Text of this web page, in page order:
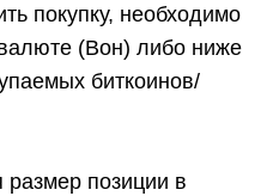
покупку, необходимо
(Вон) либо ниже
биткоинов/
размер позиции в